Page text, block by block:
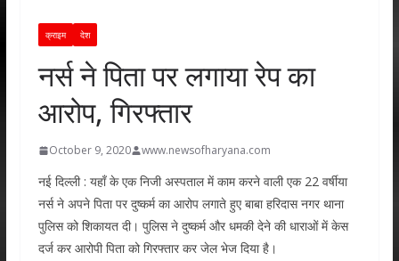
क्राइम देश
नर्स ने पिता पर लगाया रेप का
आरोप, गिरफ्तार
October 9, 2020 www.newsofharyana.com
नई दिल्ली : यहाँ के एक निजी अस्पताल में काम करने वाली एक 22 वर्षीया
नर्स ने अपने पिता पर दुष्कर्म का आरोप लगाते हुए बाबा हरिदास नगर थाना
पुलिस को शिकायत दी। पुलिस ने दुष्कर्म और धमकी देने की धाराओं में केस
दर्ज कर आरोपी पिता को गिरफ्तार कर जेल भेज दिया है।